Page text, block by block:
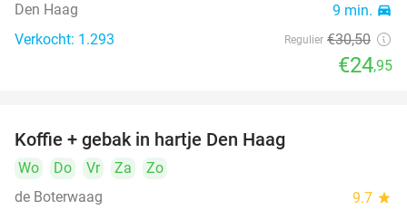
Den Haag 9 min. directions_car
Verkocht: 1.293 Regulier €30,50
€24,95
Koffie + gebak in hartje Den Haag
Wo Do Vr Za
Zo
de Boterwaag
9.7 star